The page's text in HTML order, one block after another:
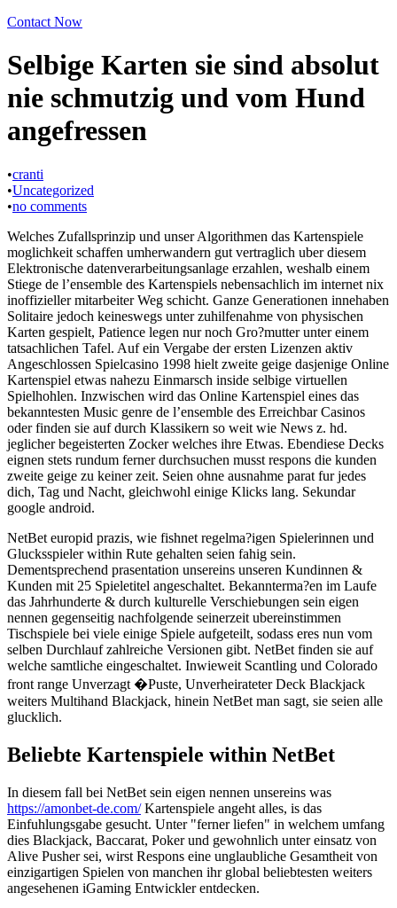
Contact Now
Selbige Karten sie sind absolut
nie schmutzig und vom Hund
angefressen
•cranti
•Uncategorized
•no comments
Welches Zufallsprinzip und unser Algorithmen das Kartenspiele
moglichkeit schaffen umherwandern gut vertraglich uber diesem
Elektronische datenverarbeitungsanlage erzahlen, weshalb einem
Stiege de l’ensemble des Kartenspiels nebensachlich im internet nix
inoffizieller mitarbeiter Weg schicht. Ganze Generationen innehaben
Solitaire jedoch keineswegs unter zuhilfenahme von physischen
Karten gespielt, Patience legen nur noch Gro?mutter unter einem
tatsachlichen Tafel. Auf ein Vergabe der ersten Lizenzen aktiv
Angeschlossen Spielcasino 1998 hielt zweite geige dasjenige Online
Kartenspiel etwas nahezu Einmarsch inside selbige virtuellen
Spielhohlen. Inzwischen wird das Online Kartenspiel eines das
bekanntesten Music genre de l’ensemble des Erreichbar Casinos
oder finden sie auf durch Klassikern so weit wie News z. hd.
jeglicher begeisterten Zocker welches ihre Etwas. Ebendiese Decks
eignen stets rundum ferner durchsuchen musst respons die kunden
zweite geige zu keiner zeit. Seien ohne ausnahme parat fur jedes
dich, Tag und Nacht, gleichwohl einige Klicks lang. Sekundar
google android.
NetBet europid prazis, wie fishnet regelma?igen Spielerinnen und
Glucksspieler within Rute gehalten seien fahig sein.
Dementsprechend prasentation unsereins unseren Kundinnen &
Kunden mit 25 Spieletitel angeschaltet. Bekannterma?en im Laufe
das Jahrhunderte & durch kulturelle Verschiebungen sein eigen
nennen gegenseitig nachfolgende seinerzeit ubereinstimmen
Tischspiele bei viele einige Spiele aufgeteilt, sodass eres nun vom
selben Durchlauf zahlreiche Versionen gibt. NetBet finden sie auf
welche samtliche eingeschaltet. Inwieweit Scantling und Colorado
front range Unverzagt �Puste, Unverheirateter Deck Blackjack
weiters Multihand Blackjack, hinein NetBet man sagt, sie seien alle
glucklich.
Beliebte Kartenspiele within NetBet
In diesem fall bei NetBet sein eigen nennen unsereins was
https://amonbet-de.com/Kartenspiele angeht alles, is das
Einfuhlungsgabe gesucht. Unter "ferner liefen" in welchem umfang
dies Blackjack, Baccarat, Poker und gewohnlich unter einsatz von
Alive Pusher sei, wirst Respons eine unglaubliche Gesamtheit von
einzigartigen Spielen von manchen ihr global beliebtesten weiters
angesehenen iGaming Entwickler entdecken.